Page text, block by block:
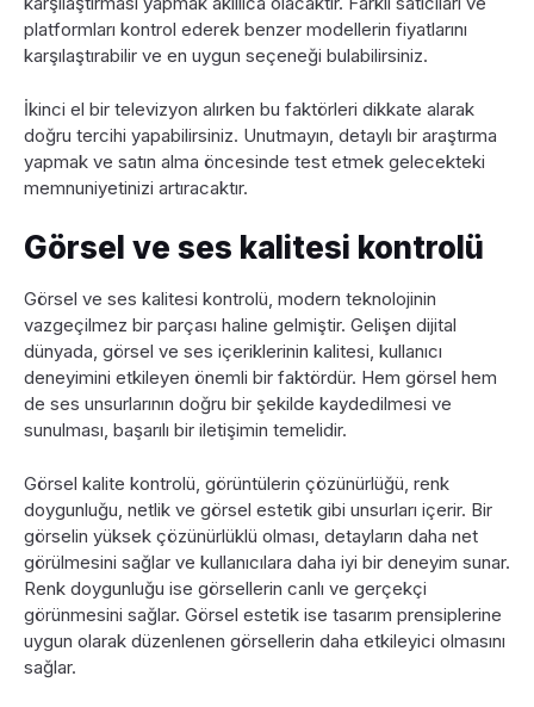
platformları kontrol ederek benzer modellerin fiyatlarını
karşılaştırabilir ve en uygun seçeneği bulabilirsiniz.
İkinci el bir televizyon alırken bu faktörleri dikkate alarak
doğru tercihi yapabilirsiniz. Unutmayın, detaylı bir araştırma
yapmak ve satın alma öncesinde test etmek gelecekteki
memnuniyetinizi artıracaktır.
Görsel ve ses kalitesi kontrolü
Görsel ve ses kalitesi kontrolü, modern teknolojinin
vazgeçilmez bir parçası haline gelmiştir. Gelişen dijital
dünyada, görsel ve ses içeriklerinin kalitesi, kullanıcı
deneyimini etkileyen önemli bir faktördür. Hem görsel hem
de ses unsurlarının doğru bir şekilde kaydedilmesi ve
sunulması, başarılı bir iletişimin temelidir.
Görsel kalite kontrolü, görüntülerin çözünürlüğü, renk
doygunluğu, netlik ve görsel estetik gibi unsurları içerir. Bir
görselin yüksek çözünürlüklü olması, detayların daha net
görülmesini sağlar ve kullanıcılara daha iyi bir deneyim sunar.
Renk doygunluğu ise görsellerin canlı ve gerçekçi
görünmesini sağlar. Görsel estetik ise tasarım prensiplerine
uygun olarak düzenlenen görsellerin daha etkileyici olmasını
sağlar.